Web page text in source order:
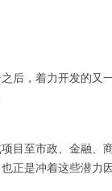
后，着力开发的又
目至市政、金融
正是冲着这些潜力